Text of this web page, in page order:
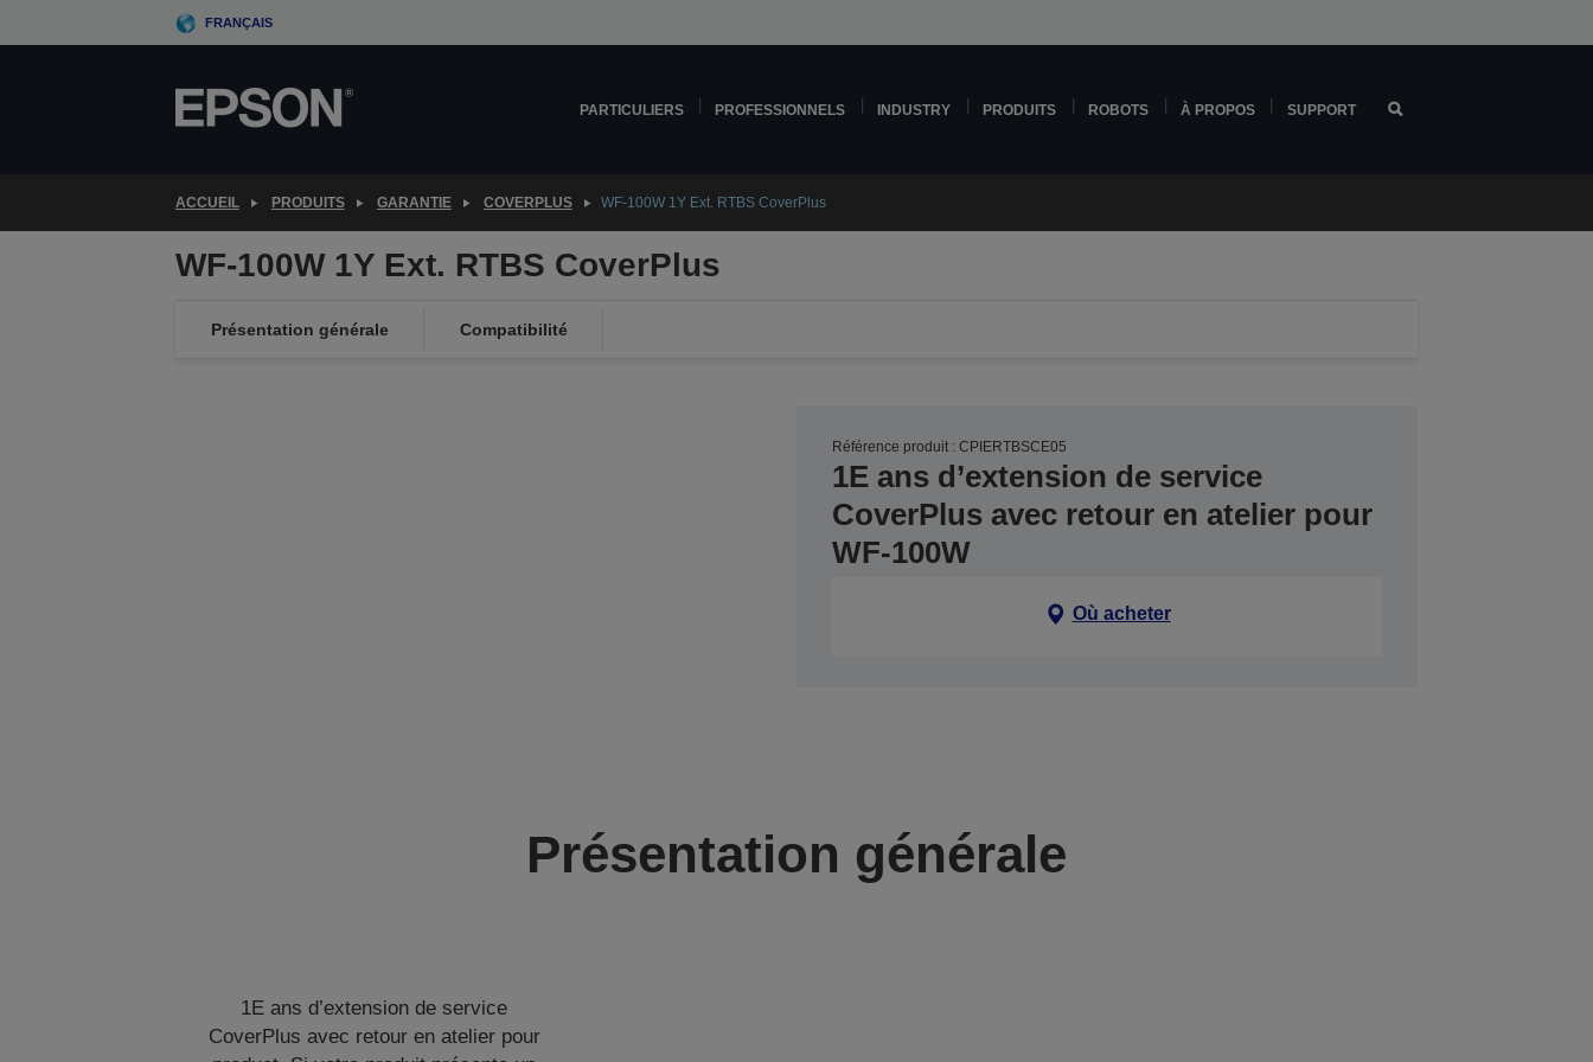
to
FRANÇAIS
PARTICULIERS PROFESSIONNELS INDUSTRY PRODUITS ROBOTS À PROPOS SUPPORT
ACCUEIL PRODUITS GARANTIE COVERPLUS WF-100W 1Y Ext. RTBS CoverPlus
WF-100W 1Y Ext. RTBS CoverPlus
Présentation générale Compatibilité
Référence produit : CPIERTBSCE05
1E ans d’extension de service
CoverPlus avec retour en atelier pour
WF-100W
Où acheter
Présentation générale
1E ans d’extension de service
CoverPlus avec retour en atelier pour